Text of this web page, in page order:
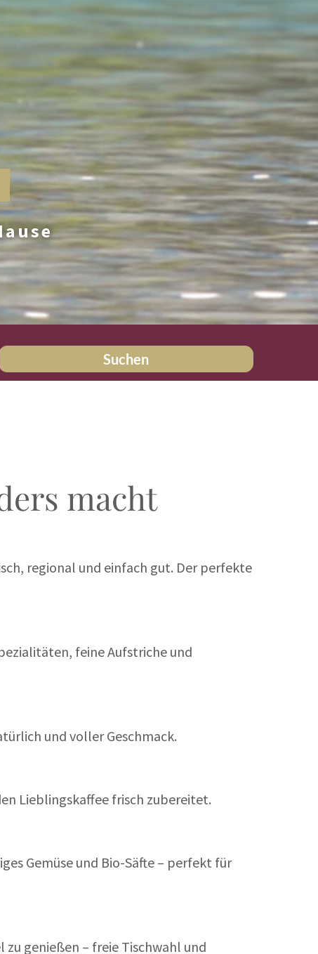
Suchen
macht
regional und einfach gut. Der perfekte
feine Aufstriche und
und voller Geschmack.
Lieblingskaffee frisch zubereitet.
Gemüse und Bio-Säfte – perfekt für
genießen – freie Tischwahl und